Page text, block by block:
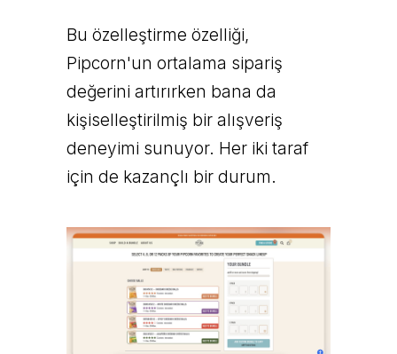
Bu özelleştirme özelliği,
Pipcorn'un ortalama sipariş
değerini artırırken bana da
kişiselleştirilmiş bir alışveriş
deneyimi sunuyor. Her iki taraf
için de kazançlı bir durum.